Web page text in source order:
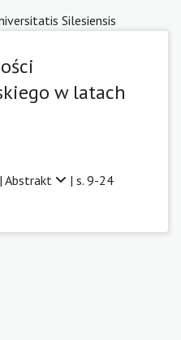
Silesiensis
w latach
Abstrakt | s. 9-24